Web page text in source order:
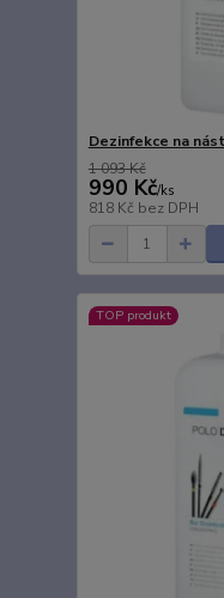
Dezinfekce na
1 093 Kč
990 Kč/ks
818 Kč bez DPH
TOP produkt